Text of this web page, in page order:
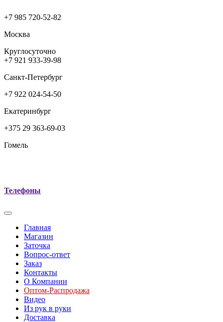
+7 985 720-52-82
Москва
Круглосуточно
+7 921 933-39-98
Санкт-Петербург
+7 922 024-54-50
Екатеринбург
+375 29 363-69-03
Гомель
Телефоны
Главная
Магазин
Заточка
Вопрос-ответ
Заказ
Контакты
О Компании
Оптом-Распродажа
Видео
Из рук в руки
Доставка